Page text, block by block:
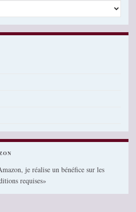
je réalise un bénéfice sur les
requises»